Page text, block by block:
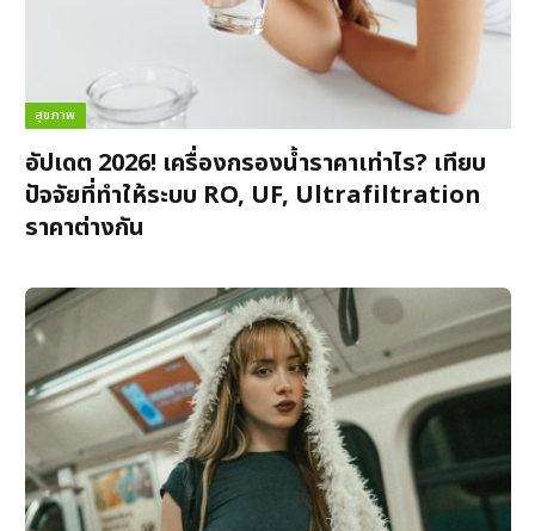
สุขภาพ
อัปเดต 2026! เครื่องกรองน้ำราคาเท่าไร? เทียบ
ปัจจัยที่ทำให้ระบบ RO, UF, Ultrafiltration
ราคาต่างกัน